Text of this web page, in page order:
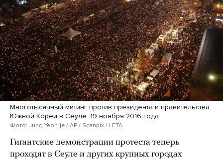
Многотысячный митинг против президента и правительства
Южной Кореи в Сеуле. 19 ноября 2016 года
Фото: Jung Yeon-je / AP / Scanpix / LETA
Гигантские демонстрации протеста теперь
проходят в Сеуле и других крупных городах